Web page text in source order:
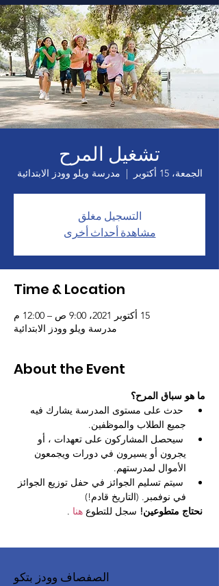
الصفحة الرئيسية
تشغيل المرح
الجمعة، 15 أكتوبر
  |
مدرسة ويلو وودز الابتدائية
التسجيل مغلق
مشاهدة أحداث أخرى
Time & Location
15 أكتوبر 2021، 9:00 ص – 12:00 م
مدرسة ويلو وودز الابتدائية
About the Event
ما هو سباق المرح؟
حدث على مستوى المدرسة يشارك فيه
جميع الطلاب والموظفين.
سيحصل المشاركون على تعهدات ، أو
يجرون أو يسيرون في دورات ويجمعون
الأموال لمدرستهم.
سيتم تسليم الجوائز في حفل توزيع الجوائز
في نوفمبر. (التاريخ قادم!)
نحتاج متطوعين! سجل للتطوع هنا .
الصفصاف وودز بتكو